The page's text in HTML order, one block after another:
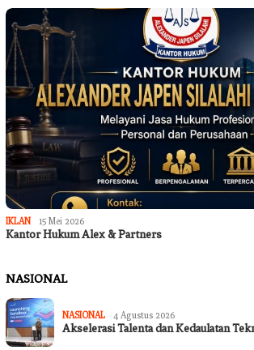
IKLAN 15 Mei 2026
Kantor Hukum Alex & Partners
NASIONAL
NASIONAL 4 Agustus 2026
Akselerasi Talenta dan Kedaulatan